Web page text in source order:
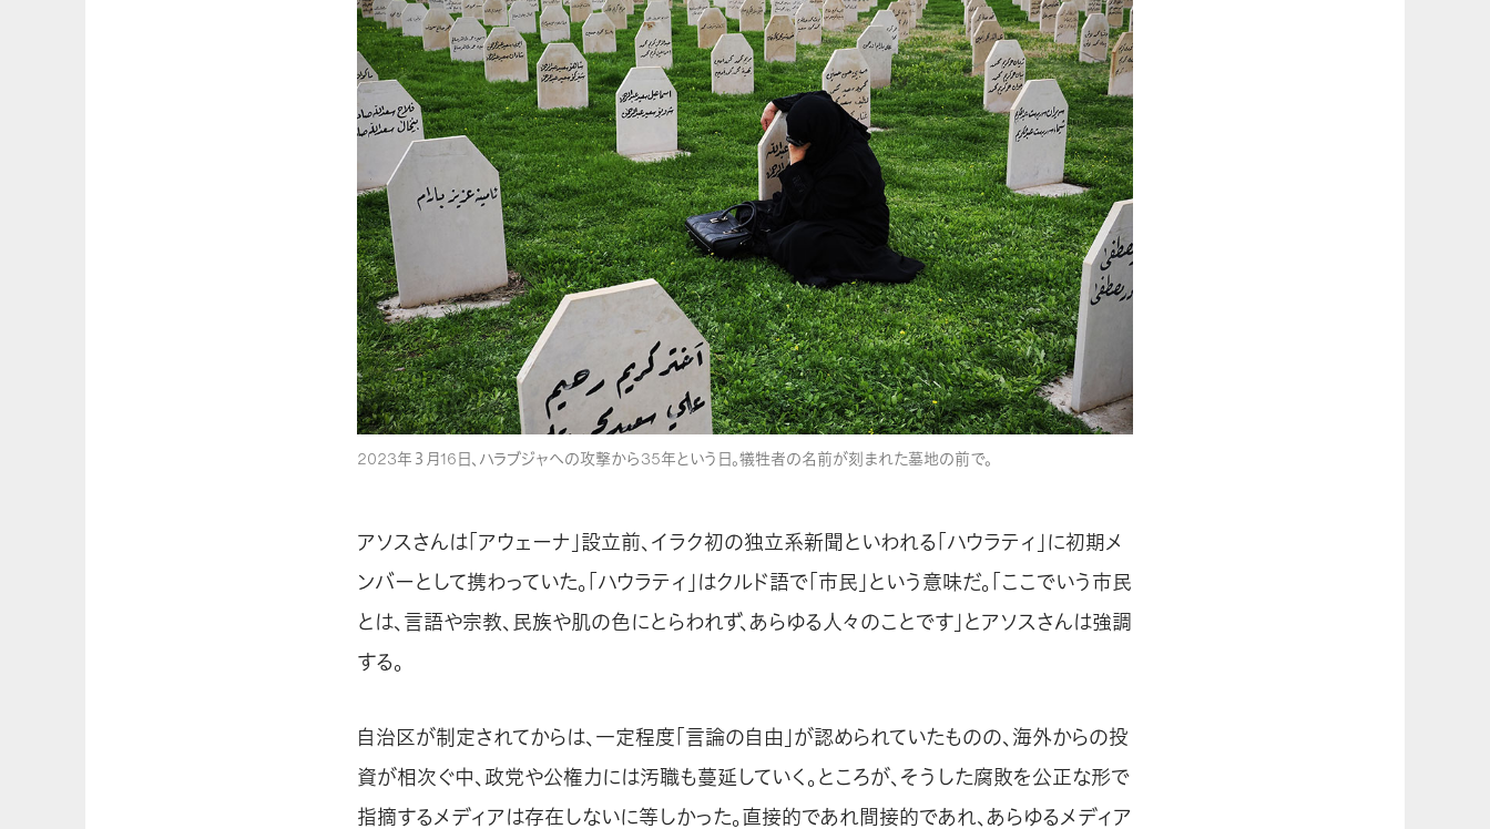
2023年３月16日、ハラブジャへの攻撃から35年という日。犠牲者の名前が刻まれた墓地の前で。
アソスさんは「アウェーナ」設立前、イラク初の独立系新聞といわれる「ハウラティ」に初期メ
ンバーとして携わっていた。「ハウラティ」はクルド語で「市民」という意味だ。「ここでいう市民
とは、言語や宗教、民族や肌の色にとらわれず、あらゆる人々のことです」とアソスさんは強調
する。
自治区が制定されてからは、一定程度「言論の自由」が認められていたものの、海外からの投
資が相次ぐ中、政党や公権力には汚職も蔓延していく。ところが、そうした腐敗を公正な形で
指摘するメディアは存在しないに等しかった。直接的であれ間接的であれ、あらゆるメディア